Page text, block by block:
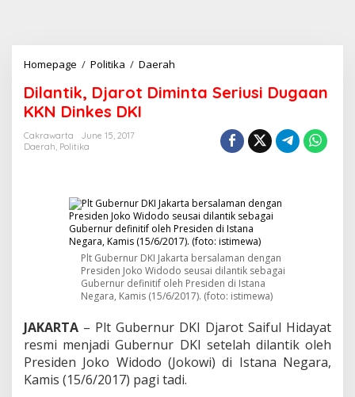
Homepage / Politika / Daerah
l
j
a
r
o
t
D
i
n
a
S
Dilantik, Djarot Diminta Seriusi Dugaan
KKN Dinkes DKI
Cakrawarta
June 15, 2017
Daerah, Politika
Plt Gubernur DKI Jakarta bersalaman dengan
Presiden Joko Widodo seusai dilantik sebagai
Gubernur definitif oleh Presiden di Istana
Negara, Kamis (15/6/2017). (foto: istimewa)
JAKARTA – Plt Gubernur DKI Djarot Saiful Hidayat
resmi menjadi Gubernur DKI setelah dilantik oleh
Presiden Joko Widodo (Jokowi) di Istana Negara,
Kamis (15/6/2017) pagi tadi.